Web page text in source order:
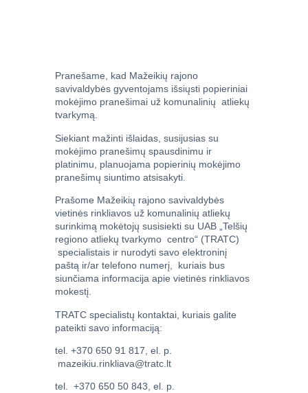
Pranešame, kad Mažeikių rajono
savivaldybės gyventojams išsiųsti popieriniai
mokėjimo pranešimai už komunalinių atliekų
tvarkymą.
Siekiant mažinti išlaidas, susijusias su
mokėjimo pranešimų spausdinimu ir
platinimu, planuojama popierinių mokėjimo
pranešimų siuntimo atsisakyti.
Prašome Mažeikių rajono savivaldybės
vietinės rinkliavos už komunalinių atliekų
surinkimą mokėtojų susisiekti su UAB „Telšių
regiono atliekų tvarkymo centro“ (TRATC)
specialistais ir nurodyti savo elektroninį
paštą ir/ar telefono numerį, kuriais bus
siunčiama informacija apie vietinės rinkliavos
mokestį.
TRATC specialistų kontaktai, kuriais galite
pateikti savo informaciją:
tel. +370 650 91 817, el. p.
mazeikiu.rinkliava@tratc.lt
tel. +370 650 50 843, el. p.